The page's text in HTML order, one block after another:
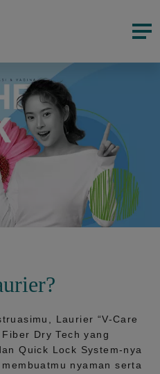
Laurier “V-Care
Fiber Dry Tech yang
Quick Lock System-nya
nyaman serta